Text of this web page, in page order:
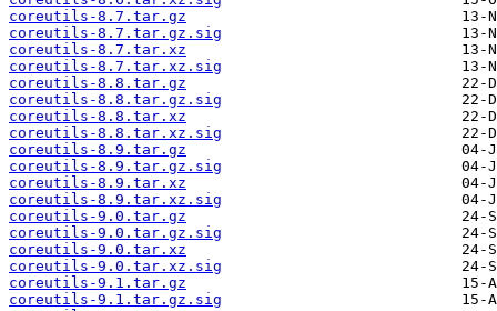
coreutils-8.7.tar.gz
coreutils-8.7.tar.gz.sig
coreutils-8.7.tar.xz
coreutils-8.7.tar.xz.sig
coreutils-8.8.tar.gz
coreutils-8.8.tar.gz.sig
coreutils-8.8.tar.xz
coreutils-8.8.tar.xz.sig
coreutils-8.9.tar.gz
coreutils-8.9.tar.gz.sig
coreutils-8.9.tar.xz
coreutils-8.9.tar.xz.sig
coreutils-9.0.tar.gz
coreutils-9.0.tar.gz.sig
coreutils-9.0.tar.xz
coreutils-9.0.tar.xz.sig
coreutils-9.1.tar.gz
coreutils-9.1.tar.gz.sig